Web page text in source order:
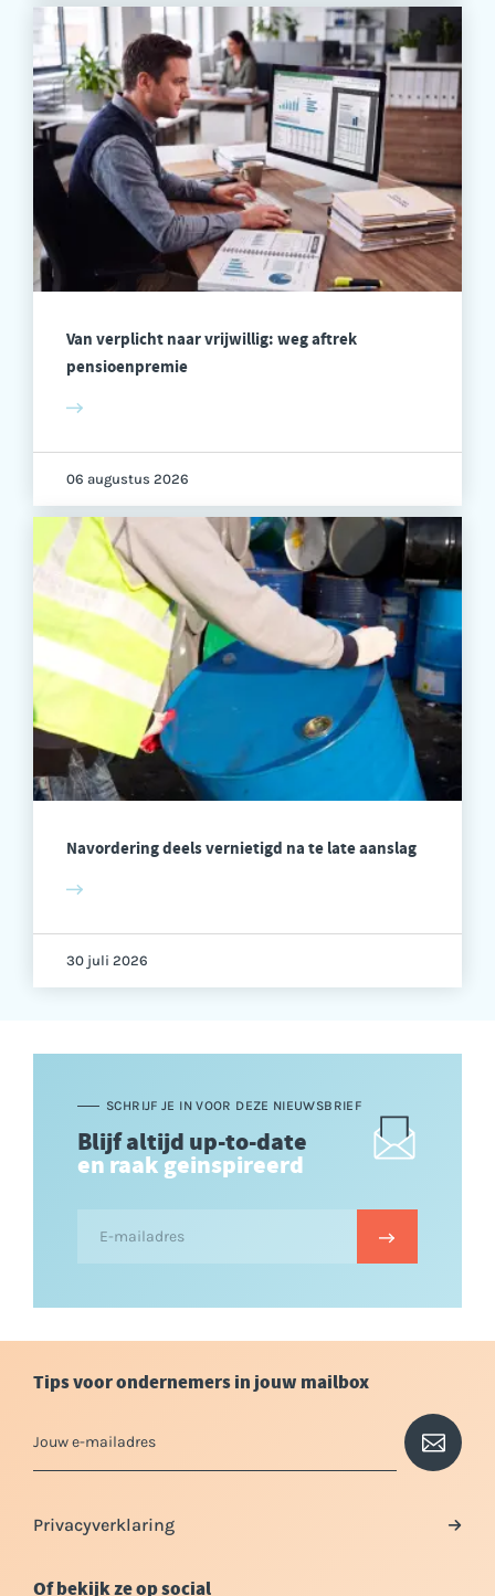
Van verplicht naar vrijwillig: weg aftrek
pensioenpremie
06 augustus 2026
Navordering deels vernietigd na te late aanslag
30 juli 2026
SCHRIJF JE IN VOOR DEZE NIEUWSBRIEF
Blijf altijd up-to-date
en raak geinspireerd
Tips voor ondernemers in jouw mailbox
Privacyverklaring
Of bekijk ze op social